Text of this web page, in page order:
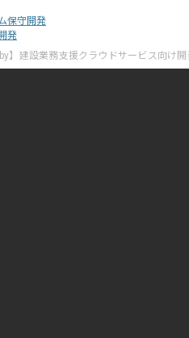
保守開発
発
】建設業務支援クラウドサービス向け